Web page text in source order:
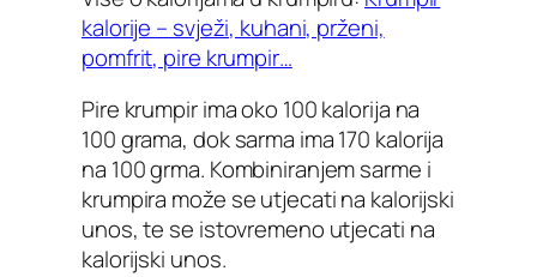
kalorije – svježi, kuhani, prženi,
pomfrit, pire krumpir…
Pire krumpir ima oko 100 kalorija na
100 grama, dok sarma ima 170 kalorija
na 100 grma. Kombiniranjem sarme i
krumpira može se utjecati na kalorijski
unos, te se istovremeno utjecati na
kalorijski unos.